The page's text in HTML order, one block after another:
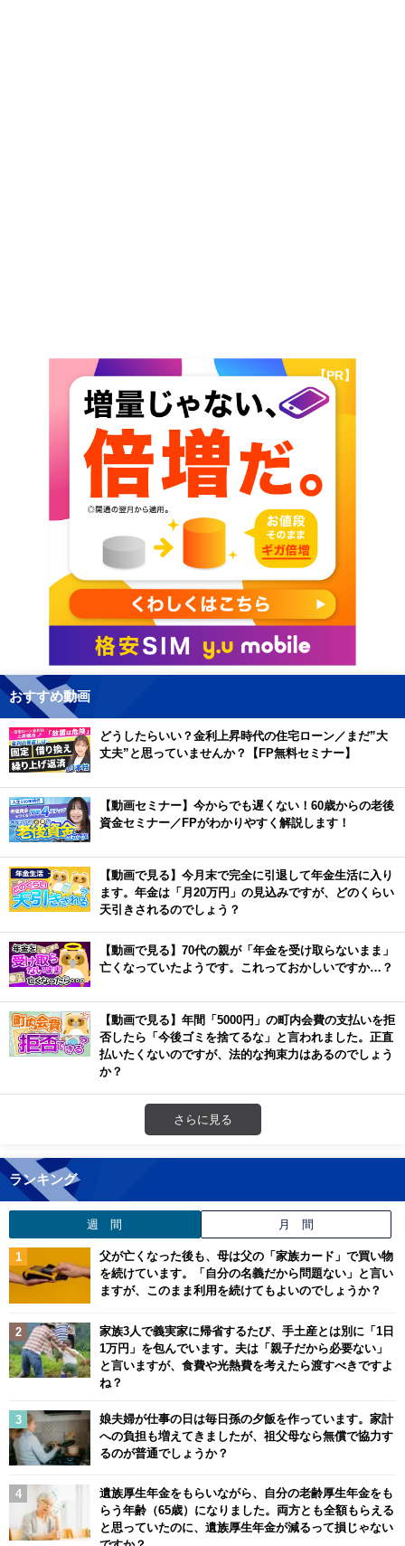
【PR】
おすすめ動画
どうしたらいい？金利上昇時代の住宅ローン／まだ”大
丈夫”と思っていませんか？【FP無料セミナー】
【動画セミナー】今からでも遅くない！60歳からの老後
資金セミナー／FPがわかりやすく解説します！
【動画で見る】今月末で完全に引退して年金生活に入り
ます。年金は「月20万円」の見込みですが、どのくらい
天引きされるのでしょう？
【動画で見る】70代の親が「年金を受け取らないまま」
亡くなっていたようです。これっておかしいですか…？
【動画で見る】年間「5000円」の町内会費の支払いを拒
否したら「今後ゴミを捨てるな」と言われました。正直
払いたくないのですが、法的な拘束力はあるのでしょう
か？
さらに見る
ランキング
週 間 月 間
父が亡くなった後も、母は父の「家族カード」で買い物
を続けています。「自分の名義だから問題ない」と言い
ますが、このまま利用を続けてもよいのでしょうか？
家族3人で義実家に帰省するたび、手土産とは別に「1日
1万円」を包んでいます。夫は「親子だから必要ない」
と言いますが、食費や光熱費を考えたら渡すべきですよ
ね？
娘夫婦が仕事の日は毎日孫の夕飯を作っています。家計
への負担も増えてきましたが、祖父母なら無償で協力す
るのが普通でしょうか？
遺族厚生年金をもらいながら、自分の老齢厚生年金をも
らう年齢（65歳）になりました。両方とも全額もらえる
と思っていたのに、遺族厚生年金が減るって損じゃない